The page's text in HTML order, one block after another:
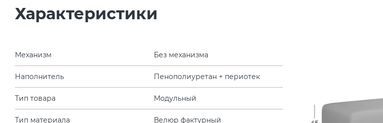
Характеристики
Механизм Без механизма
Наполнитель Пенополиуретан + периотек
Тип товара Модульный
Тип материала Велюр фактурный